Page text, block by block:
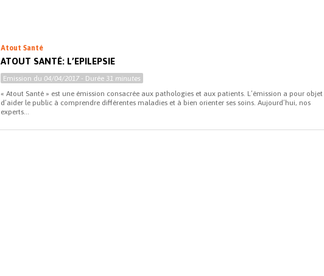
Atout Santé
ATOUT SANTÉ: L’EPILEPSIE
Emission du 04/04/2017 - Durée31 minutes
« Atout Santé » est une émission consacrée aux pathologies et aux patients. L’émission a pour objet
d’aider le public à comprendre différentes maladies et à bien orienter ses soins. Aujourd’hui, nos
experts...